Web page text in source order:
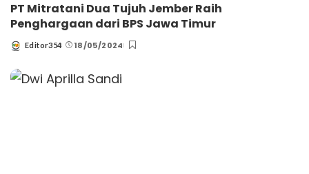
PT Mitratani Dua Tujuh Jember Raih
Penghargaan dari BPS Jawa Timur
Posted
Editor354 18/05/2024